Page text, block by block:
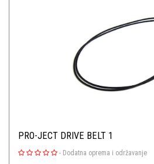
PRO-JECT DRIVE BELT 1
- Dodatna oprema i održavanje